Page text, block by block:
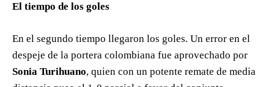
El tiempo de los goles
En el segundo tiempo llegaron los goles. Un error en el
despeje de la portera colombiana fue aprovechado por
Sonia Turihuano, quien con un potente remate de media